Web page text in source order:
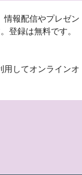
情報配信やプレゼン
登録は無料です。
用してオンラインオ